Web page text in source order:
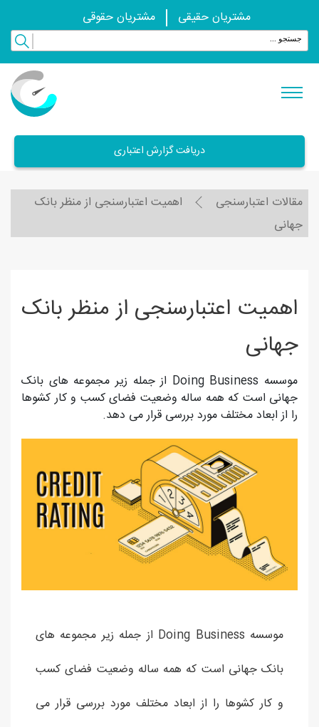
مشتریان حقیقی مشتریان حقوقی
دریافت گزارش اعتباری
مقالات اعتبارسنجی
اهمیت اعتبارسنجی از منظر بانک
جهانی
اهمیت اعتبارسنجی از منظر بانک
جهانی
موسسه Doing Business از جمله زیر مجموعه های بانک
جهانی است که همه ساله وضعیت فضای کسب و کار کشوها
را از ابعاد مختلف مورد بررسی قرار می دهد.
موسسه Doing Business از جمله زیر مجموعه های
بانک جهانی است که همه ساله وضعیت فضای کسب
و کار کشوها را از ابعاد مختلف مورد بررسی قرار می